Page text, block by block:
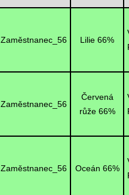
Zaměstnanec_56 Lilie 66%
Zaměstnanec_56
Červená
růže 66%
Zaměstnanec_56 Oceán 66%